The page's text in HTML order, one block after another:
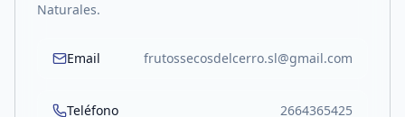
Naturales.
Email frutossecosdelcerro.sl@gmail.com
Teléfono 2664365425